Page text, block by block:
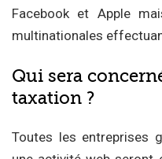
Facebook et Apple
multinationales
Qui sera
taxation ?
Toutes les entreprises